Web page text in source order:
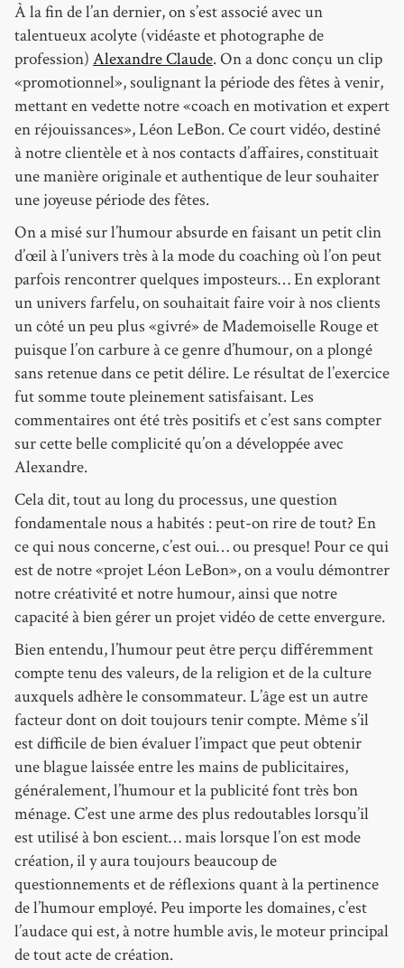
À la fin de l’an dernier, on s’est associé avec un
talentueux acolyte (vidéaste et photographe de
profession) Alexandre Claude. On a donc conçu un clip
«promotionnel», soulignant la période des fêtes à venir,
mettant en vedette notre «coach en motivation et expert
en réjouissances», Léon LeBon. Ce court vidéo, destiné
à notre clientèle et à nos contacts d’affaires, constituait
une manière originale et authentique de leur souhaiter
une joyeuse période des fêtes.
On a misé sur l’humour absurde en faisant un petit clin
d’œil à l’univers très à la mode du coaching où l’on peut
parfois rencontrer quelques imposteurs… En explorant
un univers farfelu, on souhaitait faire voir à nos clients
un côté un peu plus «givré» de Mademoiselle Rouge et
puisque l’on carbure à ce genre d’humour, on a plongé
sans retenue dans ce petit délire. Le résultat de l’exercice
fut somme toute pleinement satisfaisant. Les
commentaires ont été très positifs et c’est sans compter
sur cette belle complicité qu’on a développée avec
Alexandre.
Cela dit, tout au long du processus, une question
fondamentale nous a habités : peut-on rire de tout? En
ce qui nous concerne, c’est oui… ou presque! Pour ce qui
est de notre «projet Léon LeBon», on a voulu démontrer
notre créativité et notre humour, ainsi que notre
capacité à bien gérer un projet vidéo de cette envergure.
Bien entendu, l’humour peut être perçu différemment
compte tenu des valeurs, de la religion et de la culture
auxquels adhère le consommateur. L’âge est un autre
facteur dont on doit toujours tenir compte. Même s’il
est difficile de bien évaluer l’impact que peut obtenir
une blague laissée entre les mains de publicitaires,
généralement, l’humour et la publicité font très bon
ménage. C’est une arme des plus redoutables lorsqu’il
est utilisé à bon escient… mais lorsque l’on est mode
création, il y aura toujours beaucoup de
questionnements et de réflexions quant à la pertinence
de l’humour employé. Peu importe les domaines, c’est
l’audace qui est, à notre humble avis, le moteur principal
de tout acte de création.